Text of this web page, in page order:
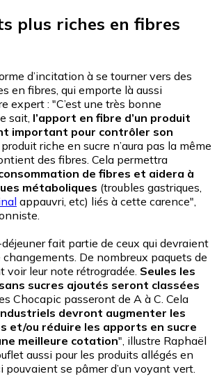
plus riches en fibres
d’incitation à se tourner vers des
en fibres, qui emporte là aussi
expert : "C’est une très bonne
sait, l’apport en fibre d’un produit
important pour contrôler son
riche en sucre n’aura pas la même
des fibres. Cela permettra
de fibres et aidera à
métaboliques (troubles gastriques,
appauvri, etc) liés à cette carence",
fait partie de ceux qui devraient
De nombreux paquets de
voir leur note rétrogradée. Seules les
sucres ajoutés seront classées
Chocapic passeront de A à C. Cela
devront augmenter les
et/ou réduire les apports en sucre
meilleure cotation", illustre Raphaël
aussi pour les produits allégés en
pouvaient se pâmer d’un voyant vert.